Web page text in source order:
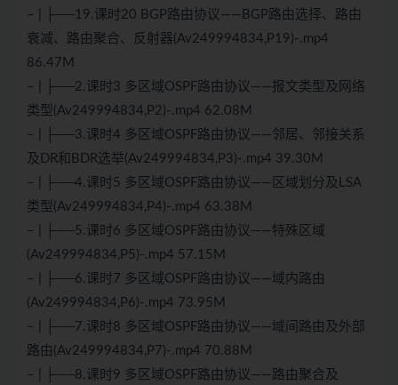
– | ├──19.课时20 BGP路由协议——BGP路由选择、路由
衰减、路由聚合、反射器(Av249994834,P19)-.mp4
86.47M
– | ├──2.课时3 多区域OSPF路由协议——报文类型及网络
类型(Av249994834,P2)-.mp4 62.08M
– | ├──3.课时4 多区域OSPF路由协议——邻居、邻接关系
及DR和BDR选举(Av249994834,P3)-.mp4 39.30M
– | ├──4.课时5 多区域OSPF路由协议——区域划分及LSA
类型(Av249994834,P4)-.mp4 63.38M
– | ├──5.课时6 多区域OSPF路由协议——特殊区域
(Av249994834,P5)-.mp4 57.15M
– | ├──6.课时7 多区域OSPF路由协议——域内路由
(Av249994834,P6)-.mp4 73.95M
– | ├──7.课时8 多区域OSPF路由协议——域间路由及外部
路由(Av249994834,P7)-.mp4 70.88M
– | ├──8.课时9 多区域OSPF路由协议——路由聚合及